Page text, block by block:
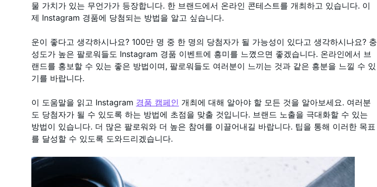
물 가치가 있는 무언가가 등장합니다. 한 브랜드에서 온라인 콘테스트를 개최하고 있습니다. 이
제 Instagram 경품에 당첨되는 방법을 알고 싶습니다.
운이 좋다고 생각하시나요? 100만 명 중 한 명의 당첨자가 될 가능성이 있다고 생각하시나요? 충
성도가 높은 팔로워들도 Instagram 경품 이벤트에 흥미를 느꼈으면 좋겠습니다. 온라인에서 브
랜드를 홍보할 수 있는 좋은 방법이며, 팔로워들도 여러분이 느끼는 것과 같은 흥분을 느낄 수 있
기를 바랍니다.
이 도움말을 읽고 Instagram 경품 캠페인 개최에 대해 알아야 할 모든 것을 알아보세요. 여러분
도 당첨자가 될 수 있도록 하는 방법에 초점을 맞출 것입니다. 브랜드 노출을 극대화할 수 있는
방법이 있습니다. 더 많은 팔로워와 더 높은 참여를 이끌어내길 바랍니다. 팁을 통해 이러한 목표
를 달성할 수 있도록 도와드리겠습니다.